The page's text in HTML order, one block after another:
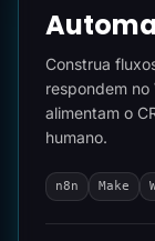
Construa
respondem
alimentam o
humano.
n8n Make